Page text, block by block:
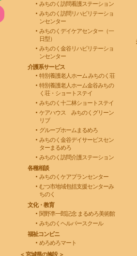
みちのく訪問看護ステーション
みちのく訪問リハビリテーショ
ンセンター
みちのくデイケアセンター（一
日型）
みちのく金谷リハビリテーショ
ンセンター
介護系サービス
特別養護老人ホーム みちのく荘
特別養護老人ホーム金谷みちの
く荘・ショートステイ
みちのく十二林ショートステイ
ケアハウス みちのくグリーン
リブ
グループホームまるめろ
みちのく金谷デイサービスセン
ターまるめろ
みちのく訪問介護ステーション
各種相談
みちのくケアプランセンター
むつ市地域包括支援センターみ
ちのく
文化・教育
関野凖一郎記念 まるめろ美術館
みちのくヘルパースクール
福祉コンビニ
めろめろマート
＜ 宮城県の施設 ＞